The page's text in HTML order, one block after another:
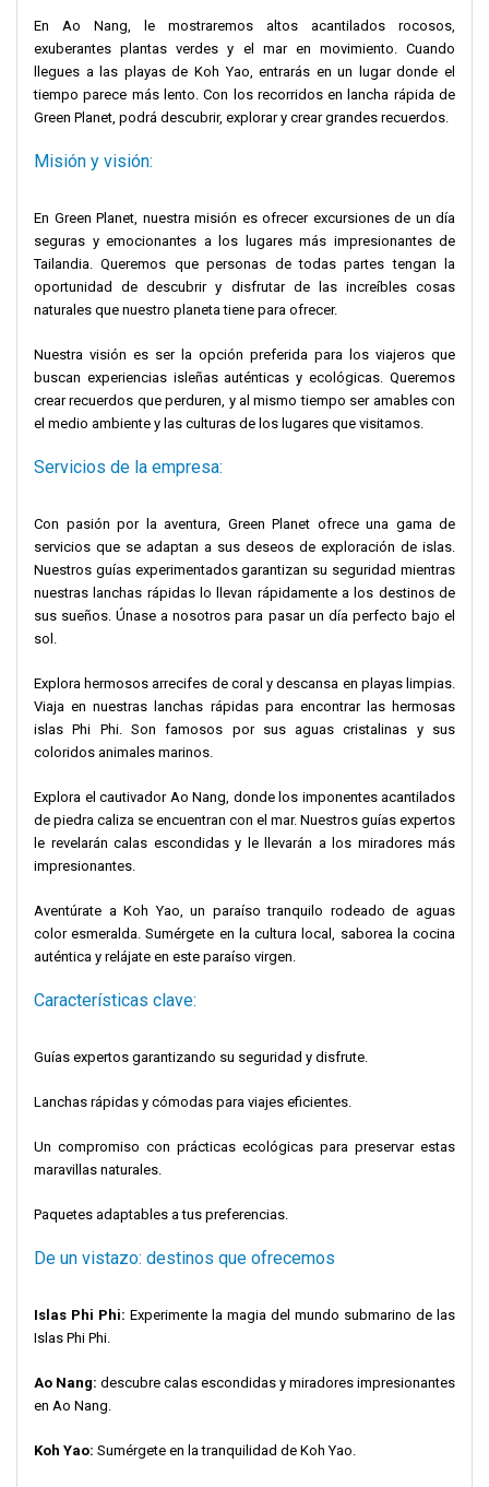
En Ao Nang, le mostraremos altos acantilados rocosos,
exuberantes plantas verdes y el mar en movimiento. Cuando
llegues a las playas de Koh Yao, entrarás en un lugar donde el
tiempo parece más lento. Con los recorridos en lancha rápida de
Green Planet, podrá descubrir, explorar y crear grandes recuerdos.
Misión y visión:
En Green Planet, nuestra misión es ofrecer excursiones de un día
seguras y emocionantes a los lugares más impresionantes de
Tailandia. Queremos que personas de todas partes tengan la
oportunidad de descubrir y disfrutar de las increíbles cosas
naturales que nuestro planeta tiene para ofrecer.
Nuestra visión es ser la opción preferida para los viajeros que
buscan experiencias isleñas auténticas y ecológicas. Queremos
crear recuerdos que perduren, y al mismo tiempo ser amables con
el medio ambiente y las culturas de los lugares que visitamos.
Servicios de la empresa:
Con pasión por la aventura, Green Planet ofrece una gama de
servicios que se adaptan a sus deseos de exploración de islas.
Nuestros guías experimentados garantizan su seguridad mientras
nuestras lanchas rápidas lo llevan rápidamente a los destinos de
sus sueños. Únase a nosotros para pasar un día perfecto bajo el
sol.
Explora hermosos arrecifes de coral y descansa en playas limpias.
Viaja en nuestras lanchas rápidas para encontrar las hermosas
islas Phi Phi. Son famosos por sus aguas cristalinas y sus
coloridos animales marinos.
Explora el cautivador Ao Nang, donde los imponentes acantilados
de piedra caliza se encuentran con el mar. Nuestros guías expertos
le revelarán calas escondidas y le llevarán a los miradores más
impresionantes.
Aventúrate a Koh Yao, un paraíso tranquilo rodeado de aguas
color esmeralda. Sumérgete en la cultura local, saborea la cocina
auténtica y relájate en este paraíso virgen.
Características clave:
Guías expertos garantizando su seguridad y disfrute.
Lanchas rápidas y cómodas para viajes eficientes.
Un compromiso con prácticas ecológicas para preservar estas
maravillas naturales.
Paquetes adaptables a tus preferencias.
De un vistazo: destinos que ofrecemos
Islas Phi Phi: Experimente la magia del mundo submarino de las
Islas Phi Phi.
Ao Nang: descubre calas escondidas y miradores impresionantes
en Ao Nang.
Koh Yao: Sumérgete en la tranquilidad de Koh Yao.